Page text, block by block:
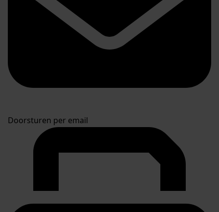
Doorsturen per email